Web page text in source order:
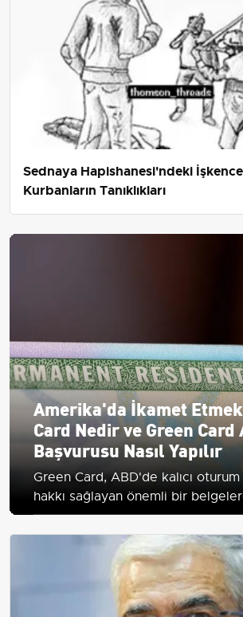
Sednaya Hapishanesi'ndeki
Kurbanların Tanıklıkları
Amerika'da İkamet
Card Nedir ve Green
Başvurusu Nasıl Yapılır
Green Card, ABD'de kalıcı oturum
hakkı sağlayan önemli bir
Başvuru süreci ve avantajları
bilgi edinin.